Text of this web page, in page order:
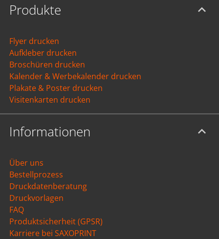
Produkte
Flyer drucken
Aufkleber drucken
Broschüren drucken
Kalender & Werbekalender drucken
Plakate & Poster drucken
Visitenkarten drucken
Informationen
Über uns
Bestellprozess
Druckdatenberatung
Druckvorlagen
FAQ
Produktsicherheit (GPSR)
Karriere bei SAXOPRINT